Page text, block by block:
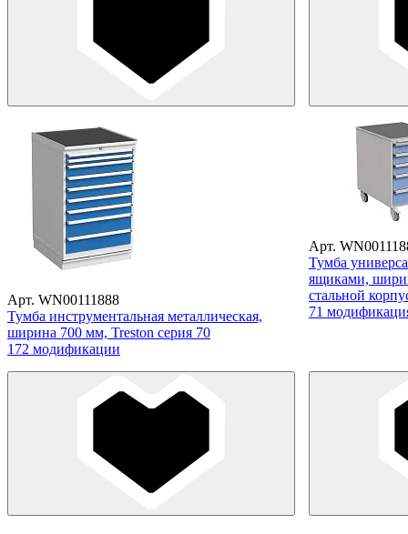
Арт. WN00111888
Тумба инструментальная металлическая,
ширина 700 мм, Treston серия 70
172 модификации
Арт.
Тумба
ящиками,
стальной
71